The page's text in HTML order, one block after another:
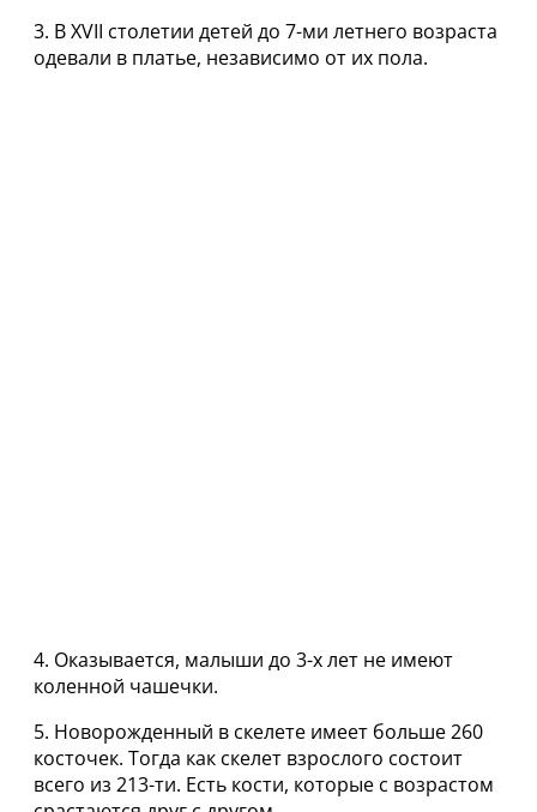
3. В XVII столетии детей до 7-ми летнего возраста
одевали в платье, независимо от их пола.
4. Оказывается, малыши до 3-х лет не имеют
коленной чашечки.
5. Новорожденный в скелете имеет больше 260
косточек. Тогда как скелет взрослого состоит
всего из 213-ти. Есть кости, которые с возрастом